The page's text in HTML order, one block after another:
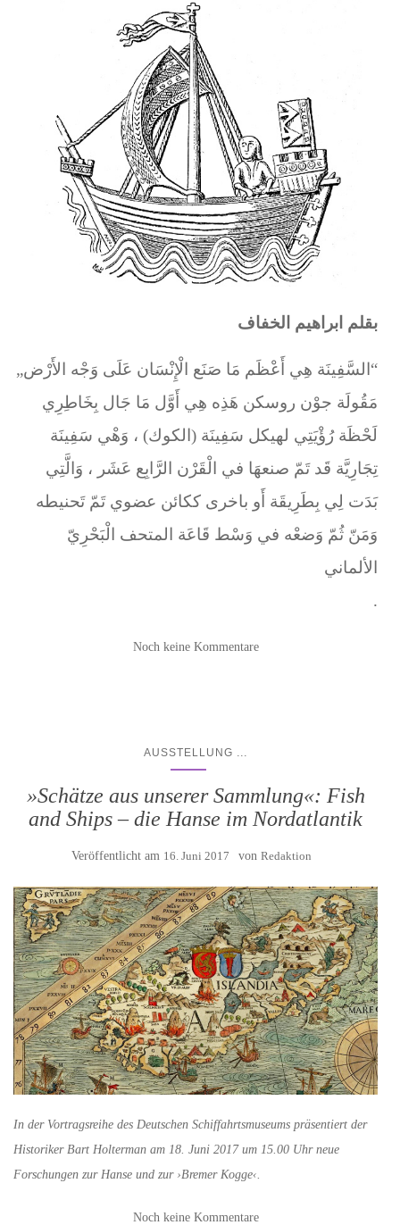
بقلم ابراهيم الخفاف
„السَّفِينَة هِي أَعْظَم مَا صَنَع الْإِنْسَان عَلَى وَجْه الأَرْض“
مَقُولَة جوْن روسكن هَذِه هِي أَوَّل مَا جَال بِخَاطِرِي
لَحْظَة رُؤْيَتِي لهيكل سَفِينَة (الكوك) ، وَهْي سَفِينَة
تِجَارِيَّة قَد تَمّ صنعهَا في الْقَرْن الرَّابِع عَشَر ، وَالَّتِي
بَدَت لِي بِطَرِيقَة أَو باخرى ككائن عضوي تَمّ تَحنيطه
وَمَنّ ثُمّ وَضعْه في وَسْط قَاعَة المتحف الْبَحْرِيّ
الألماني
.
Noch keine Kommentare
AUSSTELLUNG
»Schätze aus unserer Sammlung«: Fish
and Ships – die Hanse im Nordatlantik
Veröffentlicht am 16. Juni 2017 von Redaktion
In der Vortragsreihe des Deutschen Schiffahrtsmuseums präsentiert der
Historiker Bart Holterman am 18. Juni 2017 um 15.00 Uhr neue
Forschungen zur Hanse und zur ›Bremer Kogge‹.
Noch keine Kommentare